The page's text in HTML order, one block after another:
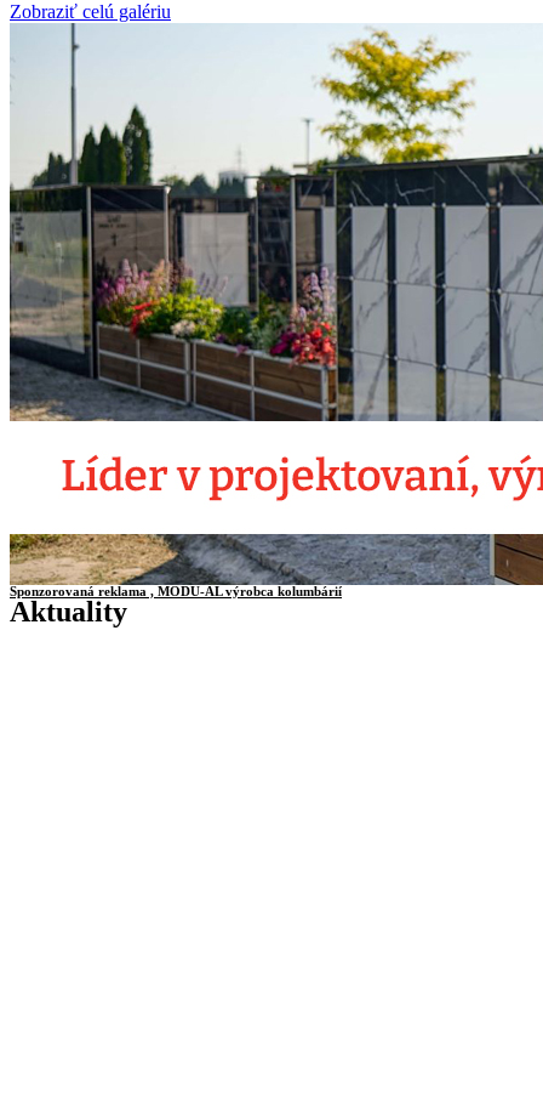
Zobraziť celú galériu
Sponzorovaná reklama , MODU-AL výrobca kolumbárií
Aktuality